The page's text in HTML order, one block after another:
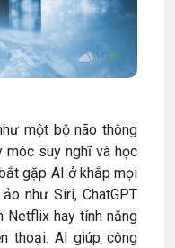
một bộ não thông
suy nghĩ và học
gặp AI ở khắp mọi
như Siri, ChatGPT
Netflix hay tính năng
thoại. AI giúp công